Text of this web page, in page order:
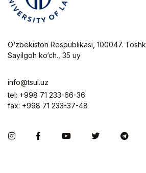
O‘zbekiston Respublikasi, 100047.
Sayilgoh ko‘ch., 35 uy
info@tsul.uz
tel: +998 71 233-66-36
fax: +998 71 233-37-48